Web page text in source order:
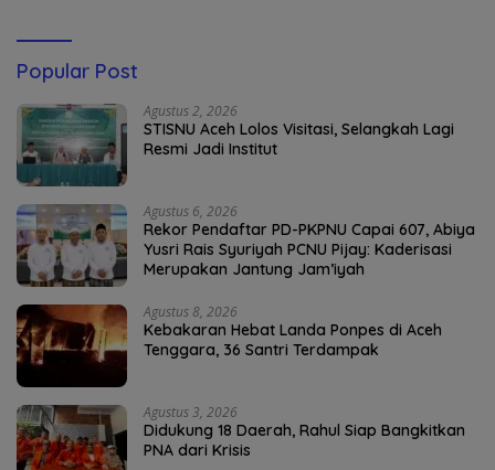
Popular Post
Agustus 2, 2026
STISNU Aceh Lolos Visitasi, Selangkah Lagi
Resmi Jadi Institut
Agustus 6, 2026
Rekor Pendaftar PD-PKPNU Capai 607, Abiya
Yusri Rais Syuriyah PCNU Pijay: Kaderisasi
Merupakan Jantung Jam’iyah
Agustus 8, 2026
Kebakaran Hebat Landa Ponpes di Aceh
Tenggara, 36 Santri Terdampak
Agustus 3, 2026
Didukung 18 Daerah, Rahul Siap Bangkitkan
PNA dari Krisis